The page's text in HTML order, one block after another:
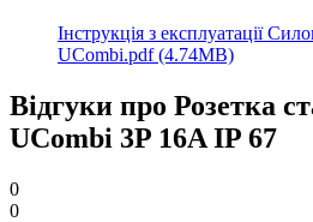
Інструкція з експлуатації
UCombi.pdf (4.74MB)
Відгуки про Розетка
UСombi 3P 16A IP 67
0
0